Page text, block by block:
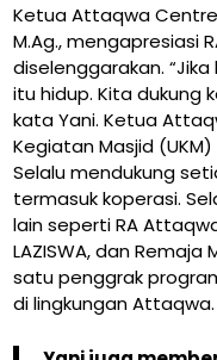
Ketua Attaqwa
M.Ag., mengapresiasi
diselenggarakan.
itu hidup. Kita dukung
kata Yani. Ketua
Kegiatan Masjid
Selalu mendukung
termasuk koperasi.
lain seperti RA
LAZISWA, dan
satu penggrak
di lingkungan Attaqwa.